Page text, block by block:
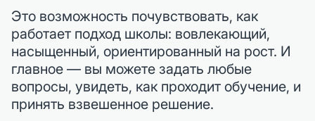
Это возможность почувствовать, как
работает подход школы: вовлекающий,
насыщенный, ориентированный на рост. И
главное — вы можете задать любые
вопросы, увидеть, как проходит обучение, и
принять взвешенное решение.